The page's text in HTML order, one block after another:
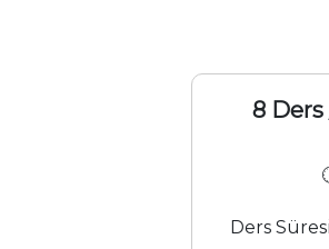
8 Ders
Ders